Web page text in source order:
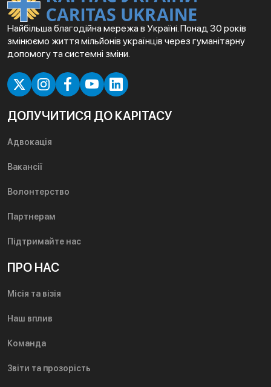
Найбільша благодійна мережа в Україні. Понад 30 років
змінюємо життя мільйонів українців через гуманітарну
допомогу та системні зміни.
ДОЛУЧИТИСЯ ДО КАРІТАСУ
Адвокація
Вакансії
Волонтерство
Партнерам
Підтримайте нас
ПРО НАС
Місія та візія
Наш вплив
Команда
Звіти та прозорість